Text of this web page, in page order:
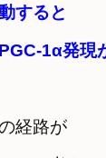
すると
1α発現
経路が